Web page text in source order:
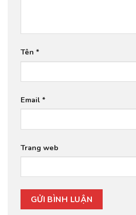
Tên *
Email *
Trang web